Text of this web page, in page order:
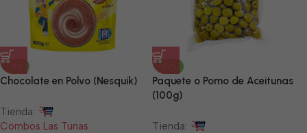
-14%
Chocolate en Polvo (Nesquik)
Tienda:
Combos Las Tunas
-23%
Paquete o Pomo de Aceitunas
(100g)
Tienda: